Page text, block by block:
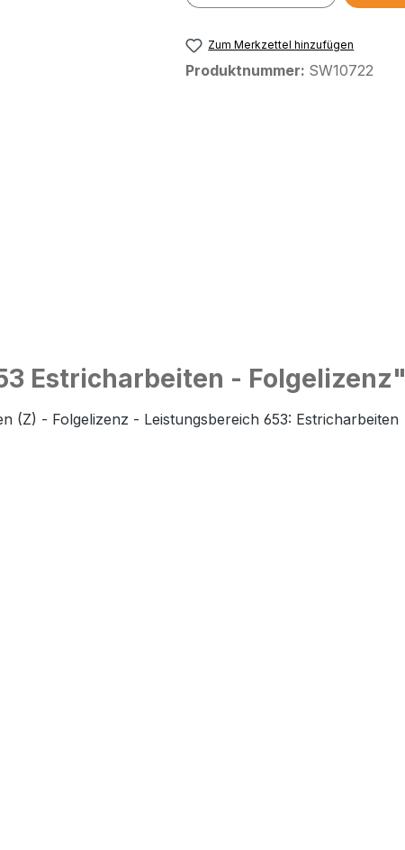
Zum Merkzettel hinzufügen
Produktnummer: SW10722
Estricharbeiten - Folgelizenz"
(Z) - Folgelizenz - Leistungsbereich 653: Estricharbeiten